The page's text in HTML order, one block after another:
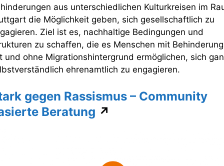
aus unterschiedlichen Kulturkreisen im
die Möglichkeit geben, sich gesellschaftlich zu
Ziel ist es, nachhaltige Bedingungen und
zu schaffen, die es Menschen mit Behinderung
und ohne Migrationshintergrund ermöglichen, sich
ehrenamtlich zu engagieren.
gegen Rassismus – Community
Beratung ↗